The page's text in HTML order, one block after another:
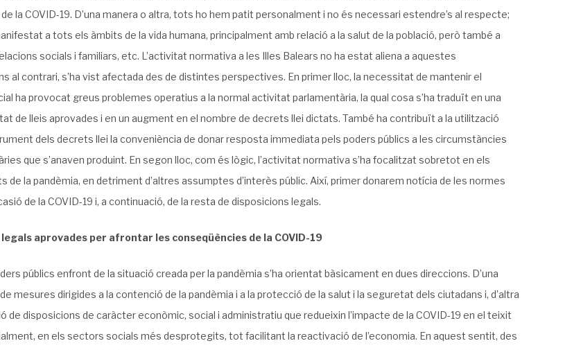
la COVID-19. D’una manera o altra, tots ho hem patit personalment i no és necessari estendre’s al respecte;
a tots els àmbits de la vida humana, principalment amb relació a la salut de la població, però també a
socials i familiars, etc. L’activitat normativa a les Illes Balears no ha estat aliena a aquestes
al contrari, s’ha vist afectada des de distintes perspectives. En primer lloc, la necessitat de mantenir el
ha provocat greus problemes operatius a la normal activitat parlamentària, la qual cosa s’ha traduït en una
de lleis aprovades i en un augment en el nombre de decrets llei dictats. També ha contribuït a la utilització
dels decrets llei la conveniència de donar resposta immediata pels poders públics a les circumstàncies
que s’anaven produint. En segon lloc, com és lògic, l’activitat normativa s’ha focalitzat sobretot en els
de la pandèmia, en detriment d’altres assumptes d’interès públic. Així, primer donarem notícia de les normes
de la COVID-19 i, a continuació, de la resta de disposicions legals.
aprovades per afrontar les conseqüències de la COVID-19
públics enfront de la situació creada per la pandèmia s’ha orientat bàsicament en dues direccions. D’una
de mesures dirigides a la contenció de la pandèmia i a la protecció de la salut i la seguretat dels ciutadans i, d’altra
de disposicions de caràcter econòmic, social i administratiu que redueixin l’impacte de la COVID-19 en el teixit
en els sectors socials més desprotegits, tot facilitant la reactivació de l’economia. En aquest sentit, des